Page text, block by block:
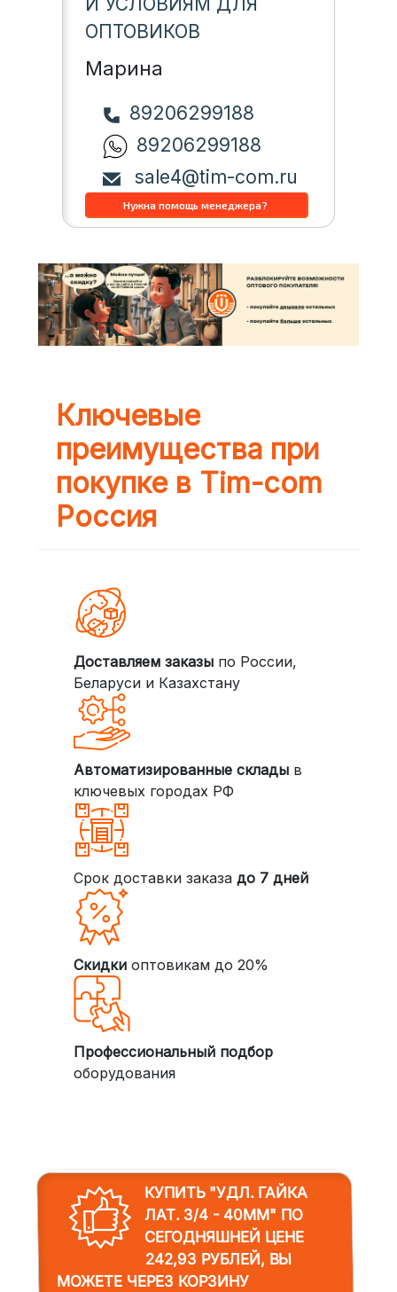
ОПТОВИКОВ
Марина
89206299188
89206299188
sale4@tim-com.ru
Ключевые
преимущества при
покупке в Tim-com
Россия
Доставляем заказыпо России,
Беларуси и Казахстану
Автоматизированные складыв
ключевых городах РФ
Срок доставки заказа до 7 дней
Скидкиоптовикам до 20%
Профессиональный подбор
оборудования
КУПИТЬ "УДЛ. ГАЙКА
ЛАТ. 3/4 - 40ММ" ПО
СЕГОДНЯШНЕЙ ЦЕНЕ
242,93 РУБЛЕЙ, ВЫ
МОЖЕТЕ ЧЕРЕЗ КОРЗИНУ